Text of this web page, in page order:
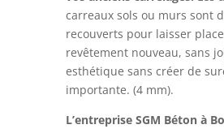
carreaux sols ou murs sont
recouverts pour laisser
revêtement nouveau, sans
esthétique sans créer de
importante. (4 mm).
L’entreprise SGM Béton à